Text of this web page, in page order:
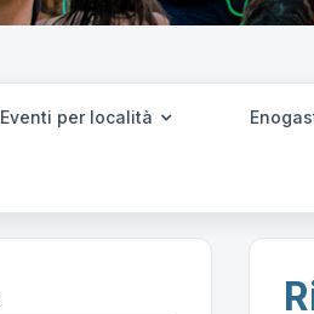
Eventi per località